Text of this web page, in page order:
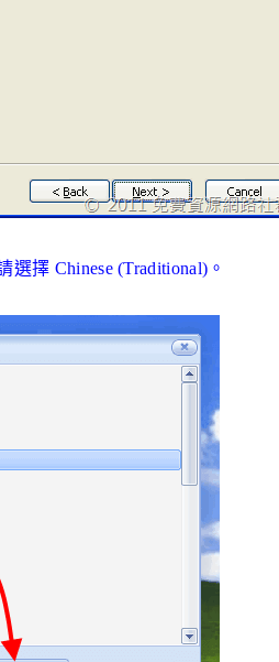
擇 Chinese (Traditional)。